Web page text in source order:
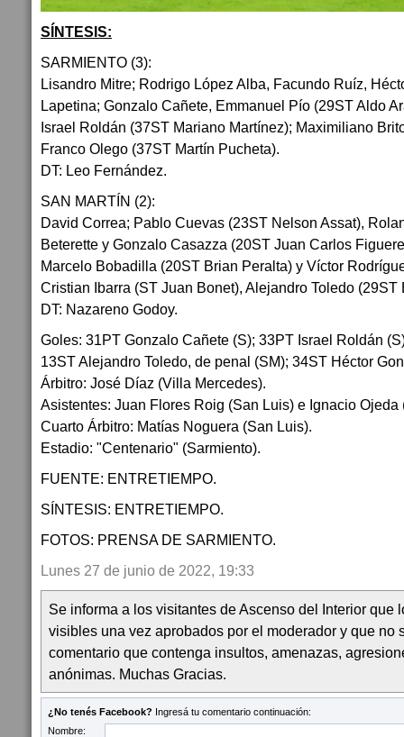
SÍNTESIS:
SARMIENTO (3):
Lisandro Mitre; Rodrigo López Alba, Facundo Ruíz,
Lapetina; Gonzalo Cañete, Emmanuel Pío (29ST Aldo
Israel Roldán (37ST Mariano Martínez); Maximiliano
Franco Olego (37ST Martín Pucheta).
DT: Leo Fernández.
SAN MARTÍN (2):
David Correa; Pablo Cuevas (23ST Nelson Assat),
Beterette y Gonzalo Casazza (20ST Juan Carlos
Marcelo Bobadilla (20ST Brian Peralta) y Víctor
Cristian Ibarra (ST Juan Bonet), Alejandro Toledo (29ST
DT: Nazareno Godoy.
Goles: 31PT Gonzalo Cañete (S); 33PT Israel Roldán
13ST Alejandro Toledo, de penal (SM); 34ST Héctor
Árbitro: José Díaz (Villa Mercedes).
Asistentes: Juan Flores Roig (San Luis) e Ignacio Ojeda
Cuarto Árbitro: Matías Noguera (San Luis).
Estadio: "Centenario" (Sarmiento).
FUENTE: ENTRETIEMPO.
SÍNTESIS: ENTRETIEMPO.
FOTOS: PRENSA DE SARMIENTO.
Lunes 27 de junio de 2022, 19:33
Se informa a los visitantes de Ascenso del Interior que
visibles una vez aprobados por el moderador y que no
comentario que contenga insultos, amenazas,
anónimas. Muchas Gracias.
¿No tenés Facebook? Ingresá tu comentario continuación:
Nombre: